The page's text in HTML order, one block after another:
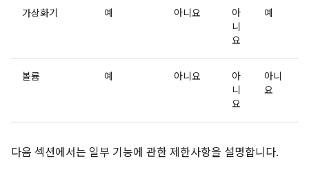
가상화기 예 아니요
아
니
요
예
볼륨 예 아니요
아
니
요
아니
요
다음 섹션에서는 일부 기능에 관한 제한사항을 설명합니다.